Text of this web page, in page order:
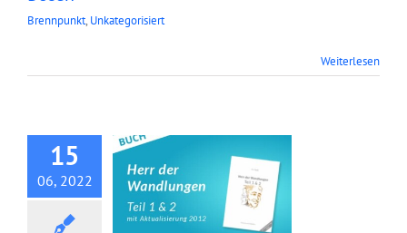
Brennpunkt, Unkategorisiert
Weiterlesen
15
06, 2022